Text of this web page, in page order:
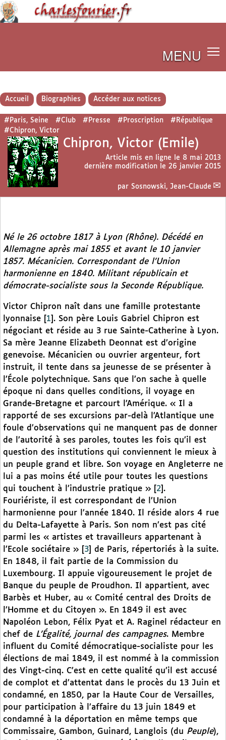
MENU
Accueil Biographies Accéder aux notices
#Paris, Seine #Club #Presse #Proscription
#République
#Chipron, Victor
Chipron, Victor (Emile)
Article mis en ligne le 8 mai 2013
dernière modification le 26 janvier 2015
par Sosnowski, Jean-Claude
Né le 26 octobre 1817 à Lyon (Rhône). Décédé en
Allemagne après mai 1855 et avant le 10 janvier
1857. Mécanicien. Correspondant de l’Union
harmonienne en 1840. Militant républicain et
démocrate-socialiste sous la Seconde République.
Victor Chipron naît dans une famille protestante
lyonnaise
1 . Son père Louis Gabriel Chipron est
négociant et réside au 3 rue Sainte-Catherine à Lyon.
Sa mère Jeanne Elizabeth Deonnat est d’origine
genevoise. Mécanicien ou ouvrier argenteur, fort
instruit, il tente dans sa jeunesse de se présenter à
l’École polytechnique. Sans que l’on sache à quelle
époque ni dans quelles conditions, il voyage en
Grande-Bretagne et parcourt l’Amérique. « Il a
rapporté de ses excursions par-delà l’Atlantique une
foule d’observations qui ne manquent pas de donner
de l’autorité à ses paroles, toutes les fois qu’il est
question des institutions qui conviennent le mieux à
un peuple grand et libre. Son voyage en Angleterre ne
lui a pas moins été utile pour toutes les questions
qui touchent à l’industrie pratique »
2 .
Fouriériste, il est correspondant de l’Union
harmonienne pour l’année 1840. Il réside alors 4 rue
du Delta-Lafayette à Paris. Son nom n’est pas cité
parmi les « artistes et travailleurs appartenant à
l’Ecole sociétaire »
3
de Paris, répertoriés à la suite.
En 1848, il fait partie de la Commission du
Luxembourg. Il appuie vigoureusement le projet de
Banque du peuple de Proudhon. Il appartient, avec
Barbès et Huber, au « Comité central des Droits de
l’Homme et du Citoyen ». En 1849 il est avec
Napoléon Lebon, Félix Pyat et A. Raginel rédacteur en
chef de L’Égalité, journal des campagnes. Membre
influent du Comité démocratique-socialiste pour les
élections de mai 1849, il est nommé à la commission
des Vingt-cinq. C’est en cette qualité qu’il est accusé
de complot et d’attentat dans le procès du 13 Juin et
condamné, en 1850, par la Haute Cour de Versailles,
pour participation à l’affaire du 13 juin 1849 et
condamné à la déportation en même temps que
Commissaire, Gambon, Guinard, Langlois (du Peuple),